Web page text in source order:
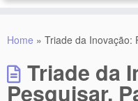
Home » Triade da Inovação:
Triade da
Pesquisar,